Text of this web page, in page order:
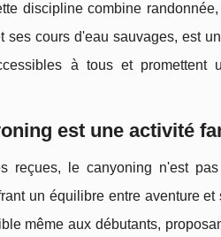
discipline combine
ses cours d'eau sauvages, est
à tous et promettent
est une activité
reçues, le canyoning n'est
un équilibre entre aventure
même aux débutants,